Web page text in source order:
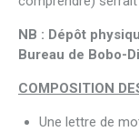
NB : Dépôt
Bureau de Bobo-
COMPOSITION
Une lettre de